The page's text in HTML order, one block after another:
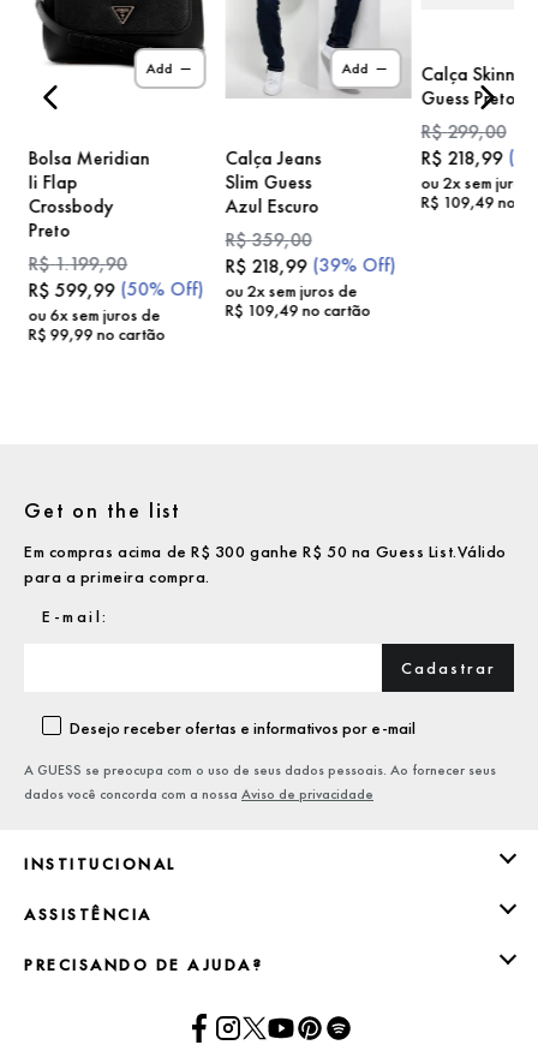
Add
Bolsa Meridian
Ii Flap
Crossbody
Preto
R$1.199,90
R$ 599,99 (50% Off)
ou 6x sem juros de
R$ 99,99no cartão
Add
Calça Jeans
Slim Guess
Azul Escuro
R$359,00
R$ 218,99 (39% Off)
ou2x sem juros de
R$ 109,49no cartão
Calça Skinny
Guess Preto
R$299,00
R$ 218,99 (
ou 2x sem juros
R$ 109,49no
INSTITUCIONAL
ASSISTÊNCIA
PRECISANDO DE AJUDA?
Get on the list
Em compras acima de R$ 300 ganhe R$ 50 na Guess List.Válido
para a primeira compra.
Cadastrar
Desejo receber ofertas e informativos por e-mail
A GUESS se preocupa com o uso de seus dados pessoais. Ao fornecer seus
dados você concorda com a nossa Aviso de privacidade